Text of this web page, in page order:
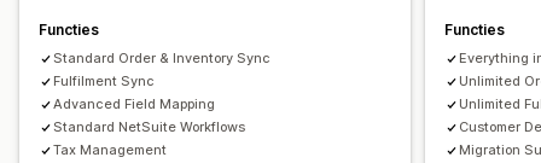
Crediteuren
Debiteuren
Financiële consolidatie
Meerdere valuta
Functies
Standard Order & Inventory Sync
Fulfilment Sync
Advanced Field Mapping
Standard NetSuite Workflows
Tax Management
Functies
Everything
Unlimited
Unlimited
Customer
Migration